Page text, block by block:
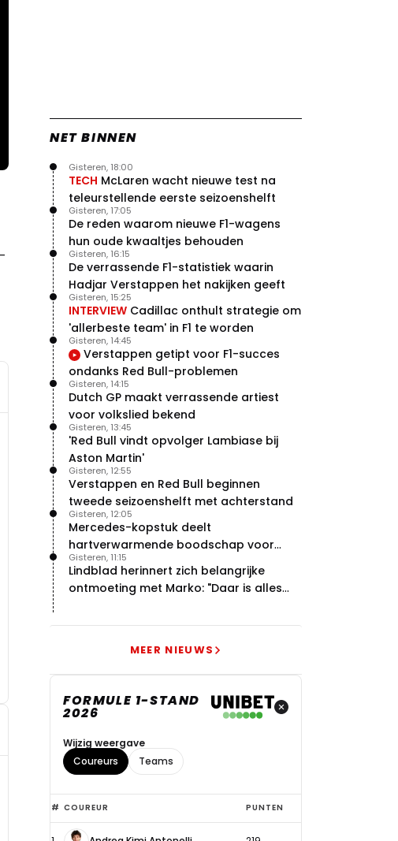
NET BINNEN
TECH McLaren wacht nieuwe test na
teleurstellende eerste seizoenshelft
Gisteren, 18:00
De reden waarom nieuwe F1-wagens
hun oude kwaaltjes behouden
Gisteren, 17:05
De verrassende F1-statistiek waarin
Hadjar Verstappen het nakijken geeft
Gisteren, 16:15
INTERVIEW Cadillac onthult strategie om
'allerbeste team' in F1 te worden
Gisteren, 15:25
Verstappen getipt voor F1-succes
ondanks Red Bull-problemen
Gisteren, 14:45
Dutch GP maakt verrassende artiest
voor volkslied bekend
Gisteren, 14:15
'Red Bull vindt opvolger Lambiase bij
Aston Martin'
Gisteren, 13:45
Verstappen en Red Bull beginnen
tweede seizoenshelft met achterstand
Gisteren, 12:55
Mercedes-kopstuk deelt
hartverwarmende boodschap voor
overstap naar Red Bull
Gisteren, 12:05
Lindblad herinnert zich belangrijke
ontmoeting met Marko: "Daar is alles
Gisteren, 11:15
MEER NIEUWS
FORMULE 1-STAND
2026
Wijzig weergave
Coureurs
Teams
Top
6
# COUREUR PUNTEN